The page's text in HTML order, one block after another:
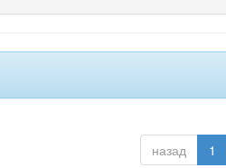
назад 1